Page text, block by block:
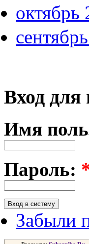
октябрь
Вход для
Имя
Пароль:
Забыли